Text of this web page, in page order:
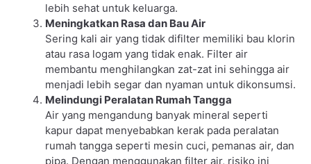
lebih sehat untuk keluarga.
Meningkatkan Rasa dan Bau Air
Sering kali air yang tidak difilter memiliki bau klorin
atau rasa logam yang tidak enak. Filter air
membantu menghilangkan zat-zat ini sehingga air
menjadi lebih segar dan nyaman untuk dikonsumsi.
Melindungi Peralatan Rumah Tangga
Air yang mengandung banyak mineral seperti
kapur dapat menyebabkan kerak pada peralatan
rumah tangga seperti mesin cuci, pemanas air, dan
pipa. Dengan menggunakan filter air, risiko ini